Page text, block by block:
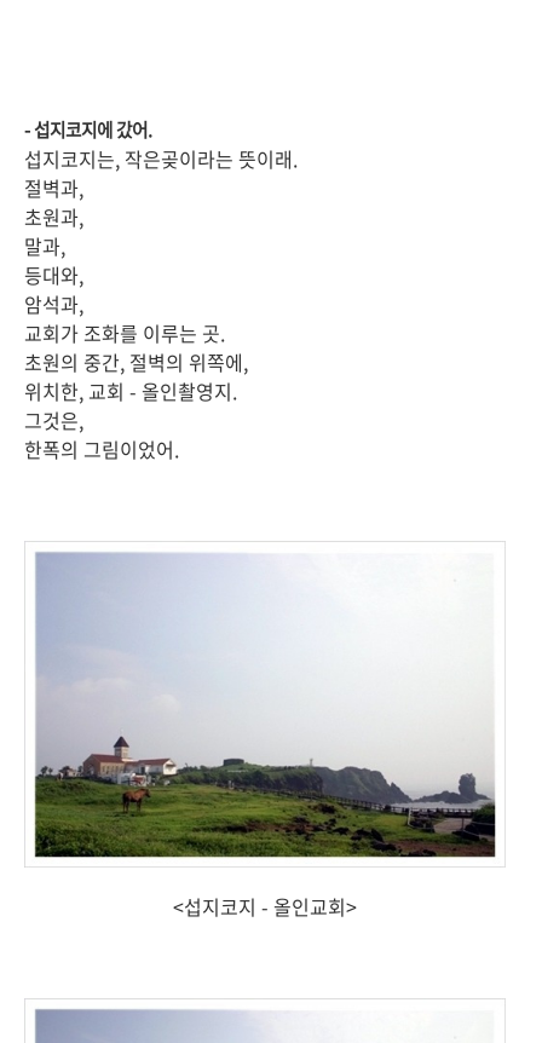
- 섭지코지에 갔어.
섭지코지는, 작은곶이라는 뜻이래.
절벽과,
초원과,
말과,
등대와,
암석과,
교회가 조화를 이루는 곳.
초원의 중간, 절벽의 위쪽에,
위치한, 교회 - 올인촬영지.
그것은,
한폭의 그림이었어.
<섭지코지 - 올인교회>